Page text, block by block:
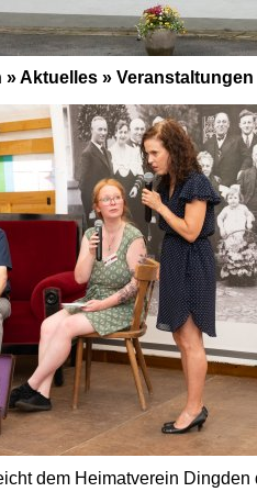
»Aktuelles » Veranstaltungen
dem Heimatverein Dingden